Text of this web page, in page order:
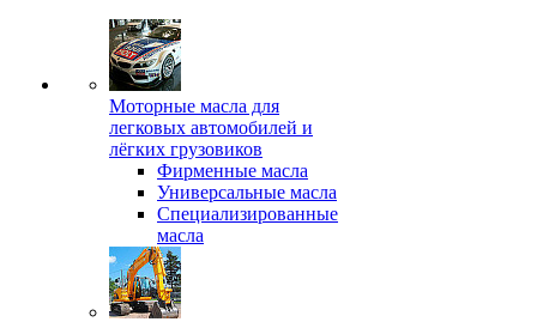
Моторные масла для
легковых автомобилей и
лёгких грузовиков
Фирменные масла
Универсальные масла
Специализированные
масла